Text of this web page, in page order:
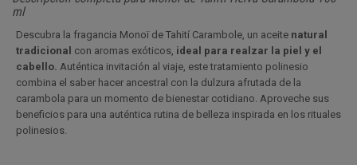
ml
Descubra la fragancia Monoï de Tahití Carambole, un aceite natural
tradicional con aromas exóticos, ideal para realzar la piel y el
cabello. Auténtica invitación al viaje, este tratamiento polinesio
combina el saber hacer ancestral con la dulzura afrutada de la
carambola para un momento de bienestar cotidiano. Aproveche sus
beneficios para una auténtica rutina de belleza inspirada en los rituales
polinesios.